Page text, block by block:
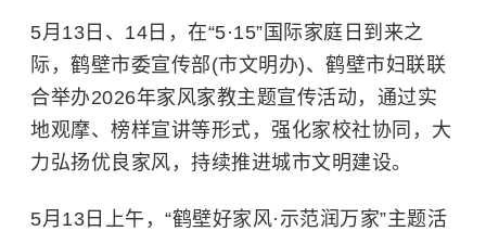
5月13日、14日，在“5·15”国际家庭日到来之
际，鹤壁市委宣传部(市文明办)、鹤壁市妇联联
合举办2026年家风家教主题宣传活动，通过实
地观摩、榜样宣讲等形式，强化家校社协同，大
力弘扬优良家风，持续推进城市文明建设。
5月13日上午，“鹤壁好家风·示范润万家”主题活